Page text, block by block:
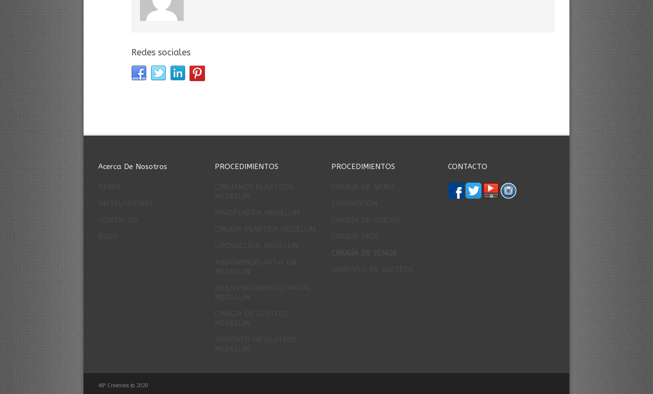
Redes sociales
Acerca De Nosotros PROCEDIMIENTOS PROCEDIMIENTOS CONTACTO
48º Creativos © 2020